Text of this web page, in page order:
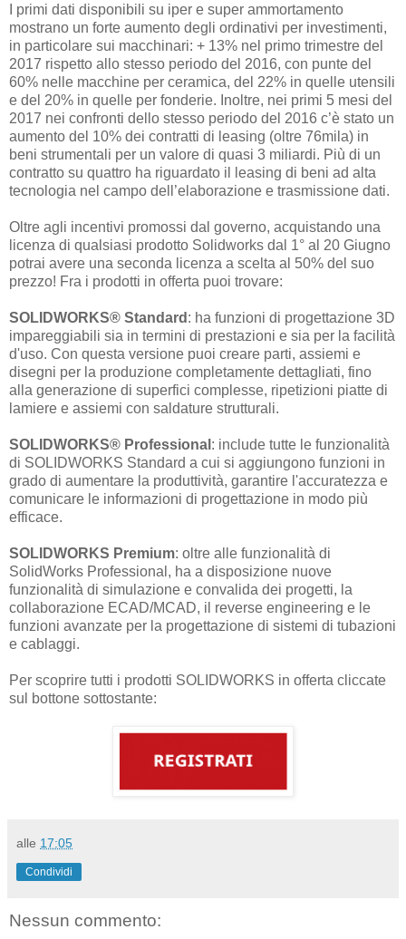
I primi dati disponibili su iper e super ammortamento
mostrano un forte aumento degli ordinativi per investimenti,
in particolare sui macchinari: + 13% nel primo trimestre del
2017 rispetto allo stesso periodo del 2016, con punte del
60% nelle macchine per ceramica, del 22% in quelle utensili
e del 20% in quelle per fonderie. Inoltre, nei primi 5 mesi del
2017 nei confronti dello stesso periodo del 2016 c’è stato un
aumento del 10% dei contratti di leasing (oltre 76mila) in
beni strumentali per un valore di quasi 3 miliardi. Più di un
contratto su quattro ha riguardato il leasing di beni ad alta
tecnologia nel campo dell’elaborazione e trasmissione dati.
Oltre agli incentivi promossi dal governo, acquistando una
licenza di qualsiasi prodotto Solidworks dal 1° al 20 Giugno
potrai avere una seconda licenza a scelta al 50% del suo
prezzo! Fra i prodotti in offerta puoi trovare:
SOLIDWORKS® Standard : ha funzioni di progettazione 3D
impareggiabili sia in termini di prestazioni e sia per la facilità
d'uso. Con questa versione puoi creare parti, assiemi e
disegni per la produzione completamente dettagliati, fino
alla generazione di superfici complesse, ripetizioni piatte di
lamiere e assiemi con saldature strutturali.
SOLIDWORKS® Professional : include tutte le funzionalità
di SOLIDWORKS Standard a cui si aggiungono funzioni in
grado di aumentare la produttività, garantire l'accuratezza e
comunicare le informazioni di progettazione in modo più
efficace.
SOLIDWORKS Premium: oltre alle funzionalità di
SolidWorks Professional, ha a disposizione nuove
funzionalità di simulazione e convalida dei progetti, la
collaborazione ECAD/MCAD, il reverse engineering e le
funzioni avanzate per la progettazione di sistemi di tubazioni
e cablaggi.
Per scoprire tutti i prodotti SOLIDWORKS in offerta cliccate
sul bottone sottostante:
alle 17:05
Condividi
Nessun commento: